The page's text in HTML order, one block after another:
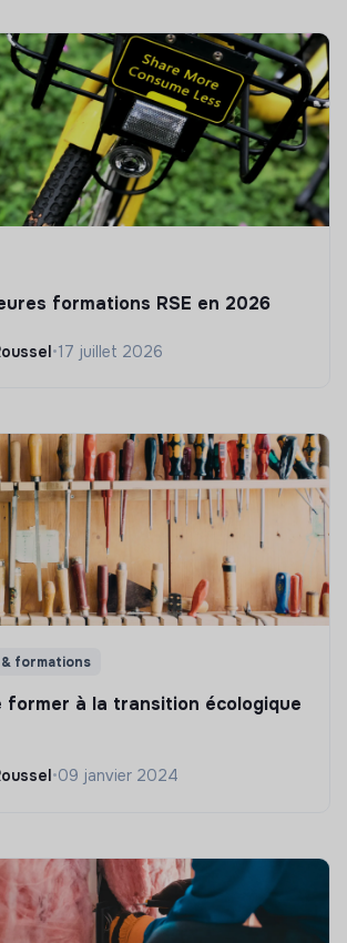
formations RSE en 2026
•17 juillet 2026
formations
former à la transition écologique
•09 janvier 2024